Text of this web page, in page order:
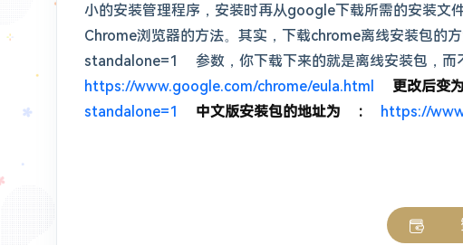
小的安装管理程序，安装时再从google下载所需的安装文
Chrome浏览器的方法。其实，下载chrome离线安装包的
standalone=1 参数，你下载下来的就是离线安装包，
https://www.google.com/chrome/eula.html
更改后变
standalone=1
中文版安装包的地址为 : https://